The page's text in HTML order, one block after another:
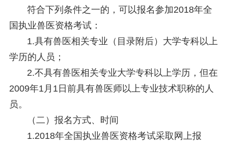
符合下列条件之一的，可以报名参加2018年全
国执业兽医资格考试：
1.具有兽医相关专业（目录附后）大学专科以上
学历的人员；
2.不具有兽医相关专业大学专科以上学历，但在
2009年1月1日前具有兽医师以上专业技术职称的人
员。
（二）报名方式、时间
1.2018年全国执业兽医资格考试采取网上报